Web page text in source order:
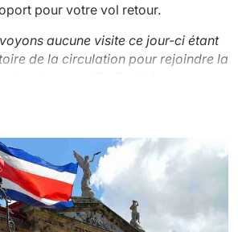
pour votre vol retour.
aucune visite ce jour-ci étant
de la circulation pour rejoindre la
à Playa Tambor ou Tortuguero.